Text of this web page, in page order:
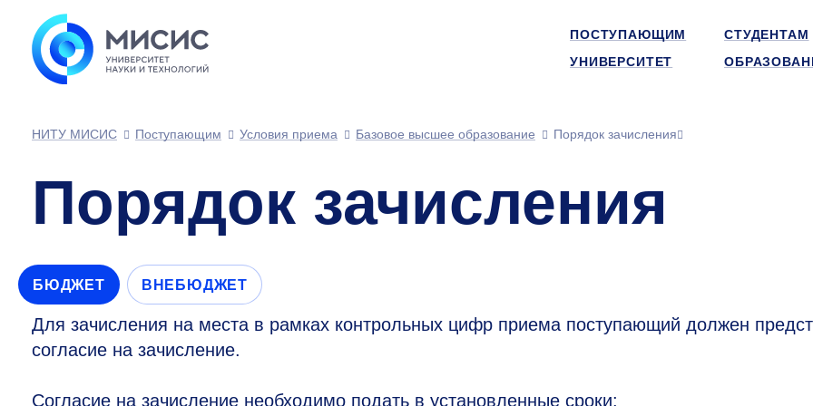
ПОСТУПАЮЩИМ
СТУДЕНТАМ
УНИВЕРСИТЕТ
НИТУ МИСИС Поступающим Условия приема Базовое высшее образование Порядок зачисления
Порядок зачисления
БЮДЖЕТ ВНЕБЮДЖЕТ
Для зачисления на места в рамках контрольных цифр приема поступающий должен
согласие на зачисление.
Согласие на зачисление необходимо подать в установленные сроки: